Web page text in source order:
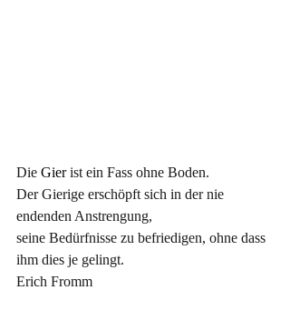
Die Gier ist ein Fass ohne Boden.
Der Gierige erschöpft sich in der nie
endenden Anstrengung,
seine Bedürfnisse zu befriedigen, ohne dass
ihm dies je gelingt.
Erich Fromm